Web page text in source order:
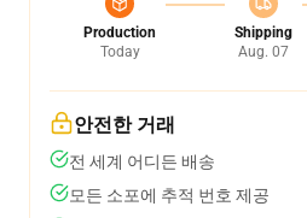
Production
Today
Shipping
Aug. 07
안전한 거래
전 세계 어디든 배송
모든 소포에 추적 번호 제공